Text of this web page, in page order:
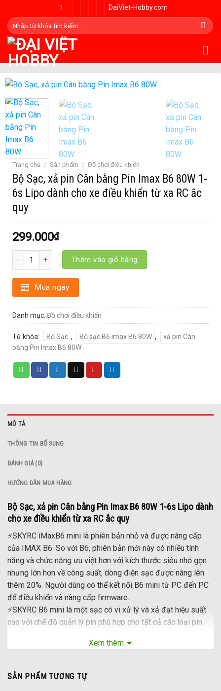
content
DaiViet-Hobby.com
Tìm
kiếm:
Trang chủ / Sản phẩm / Đồ chơi điều khiển
Bộ Sạc, xả pin Cân bằng Pin Imax B6 80W 1-
6s Lipo dành cho xe điều khiển từ xa RC ắc
quy
299.000₫
Bộ Sạc, xả pin Cân bằng Pin Imax B6 80W 1-6s Lipo dành cho
Thêm vào giỏ hàng
Mua ngay
Danh mục: Đồ chơi điều khiển
Từ khóa: Bộ Sạc , Bộ sạc B6 imax B6 80W ,
xả pin Cân
bằng Pin Imax B6 80W
MÔ TẢ
THÔNG TIN BỔ SUNG
ĐÁNH GIÁ (0)
HƯỚNG DẪN MUA HÀNG
Bộ Sạc, xả pin Cân bằng Pin Imax B6 80W 1-6s Lipo dành
cho xe điều khiển từ xa RC ắc quy
⚡SKYRC iMaxB6 mini là phiên bản nhỏ và được nâng cấp
của IMAX B6. So với B6, phiên bản mới này có nhiều tính
năng và chức năng ưu việt hơn với kích thước siêu nhỏ gọn
nhưng lớn hơn về công suất, dòng điện sạc được nâng lên
thêm 20%. Người dùng có thể kết nối B6 mini từ PC đến PC
để điều khiển và nâng cấp firmware..
⚡SKYRC B6 mini là một sạc có vi xử lý và xả đạt hiệu suất
cao với chế độ quản lý pin phù hợp cho tất cả các loại pin
Polymer (LiPo) Lithium-Ferrum (LiFe) và pin Lithium-Ion
– Trọng lượng: 233g
– Điện áp đầu vào: DC11-18V
Xem thêm
SẢN PHẨM TƯƠNG TỰ